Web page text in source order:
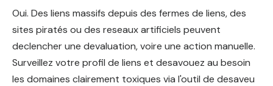
Oui. Des liens massifs depuis des fermes de liens, des
sites piratés ou des reseaux artificiels peuvent
declencher une devaluation, voire une action manuelle.
Surveillez votre profil de liens et desavouez au besoin
les domaines clairement toxiques via l'outil de desaveu